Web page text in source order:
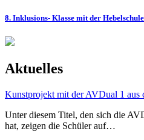
8. Inklusions- Klasse mit der Hebelschule
Aktuelles
Kunstprojekt mit der AVDual 1 aus
Unter diesem Titel, den sich die
hat, zeigen die Schüler auf…